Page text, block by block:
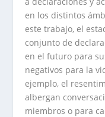
en los distintos
este trabajo, el
conjunto de
en el futuro para
negativos para la
ejemplo, el
albergan
miembros o para